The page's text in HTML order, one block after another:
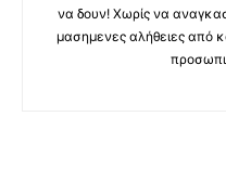
να δουν! Χωρίς να
μασημενες αλήθειες από